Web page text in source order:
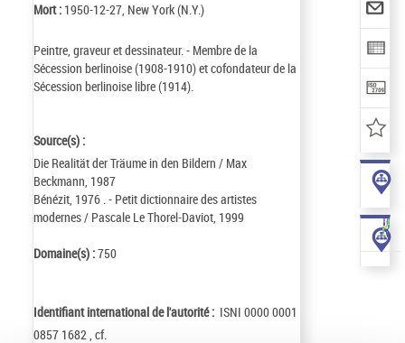
Mort : 1950-12-27, New York (N.Y.)
Peintre, graveur et dessinateur. - Membre de la
Sécession berlinoise (1908-1910) et cofondateur de la
Sécession berlinoise libre (1914).
Source(s) :
Die Realität der Träume in den Bildern / Max
Beckmann, 1987
Bénézit, 1976 . - Petit dictionnaire des artistes
modernes / Pascale Le Thorel-Daviot, 1999
Domaine(s) :750
Identifiant international de l'autorité : ISNI 0000 0001
0857 1682 , cf.